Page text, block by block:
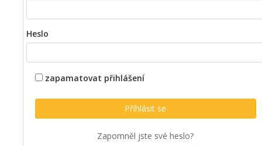
Heslo
zapamatovat přihlášení
Příhlásit se
Zapomněl jste své heslo?